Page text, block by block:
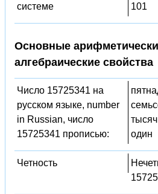
системе
101
Основные
алгебраические свойства
Число 15725341 на
русском языке, number
in Russian, число
15725341 прописью:
один
Четность